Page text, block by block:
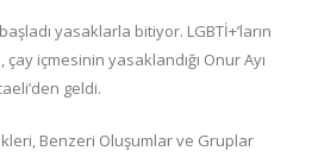
yasaklarla bitiyor. LGBTİ+’ların
içmesinin yasaklandığı Onur Ayı
geldi.
Benzeri Oluşumlar ve Gruplar